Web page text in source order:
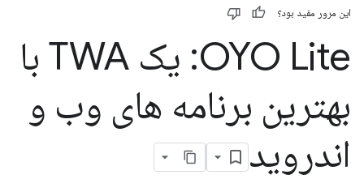
این مرور مفید بود؟
OYO Lite: یک TWA با
بهترین برنامه های وب و
اندروید